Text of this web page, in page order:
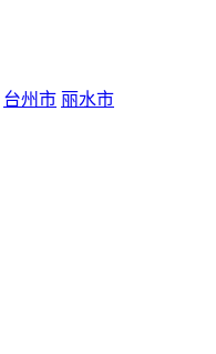
台州市 丽水市